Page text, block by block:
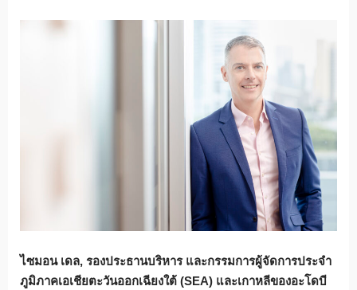
ไซมอน เดล, รองประธานบริหาร และกรรมการผู้จัดการประจำ
ภูมิภาคเอเชียตะวันออกเฉียงใต้ (SEA) และเกาหลีของอะโดบี